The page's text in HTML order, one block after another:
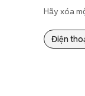
Hãy xóa
Điện